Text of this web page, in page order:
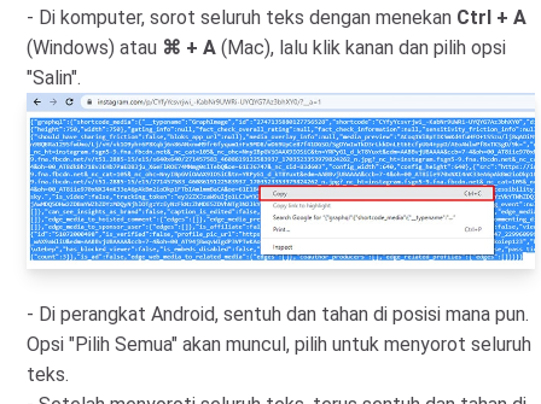
- Di komputer, sorot seluruh teks dengan menekan Ctrl + A
(Windows) atau ⌘ + A (Mac), lalu klik kanan dan pilih opsi
"Salin".
- Di perangkat Android, sentuh dan tahan di posisi mana pun.
Opsi "Pilih Semua" akan muncul, pilih untuk menyorot seluruh
teks.